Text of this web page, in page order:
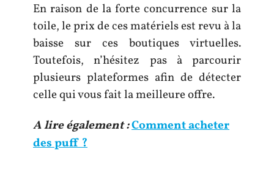
En raison de la forte concurrence sur la
toile, le prix de ces matériels est revu à la
baisse sur ces boutiques virtuelles.
Toutefois, n’hésitez pas à parcourir
plusieurs plateformes afin de détecter
celle qui vous fait la meilleure offre.
A lire également :Comment acheter
des puff ?